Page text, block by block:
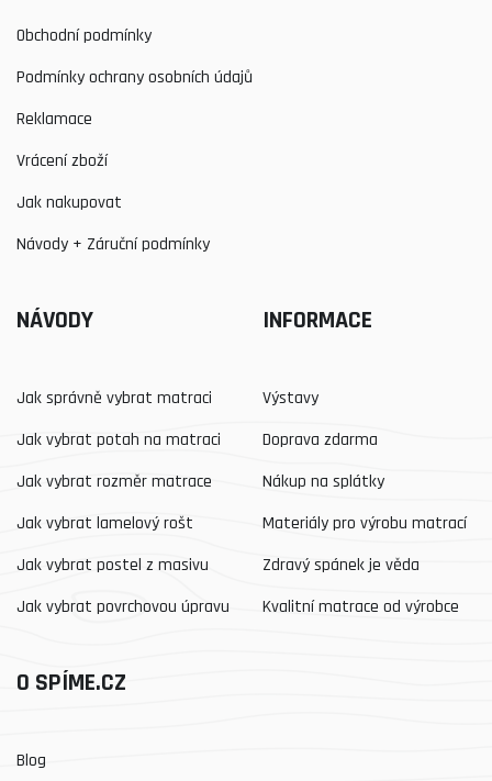
Obchodní podmínky
Podmínky ochrany osobních údajů
Reklamace
Vrácení zboží
Jak nakupovat
Návody + Záruční podmínky
NÁVODY
Jak správně vybrat matraci
Jak vybrat potah na matraci
Jak vybrat rozměr matrace
Jak vybrat lamelový rošt
Jak vybrat postel z masivu
Jak vybrat povrchovou úpravu
INFORMACE
Výstavy
Doprava zdarma
Nákup na splátky
Materiály pro výrobu matrací
Zdravý spánek je věda
Kvalitní matrace od výrobce
O SPÍME.CZ
Blog